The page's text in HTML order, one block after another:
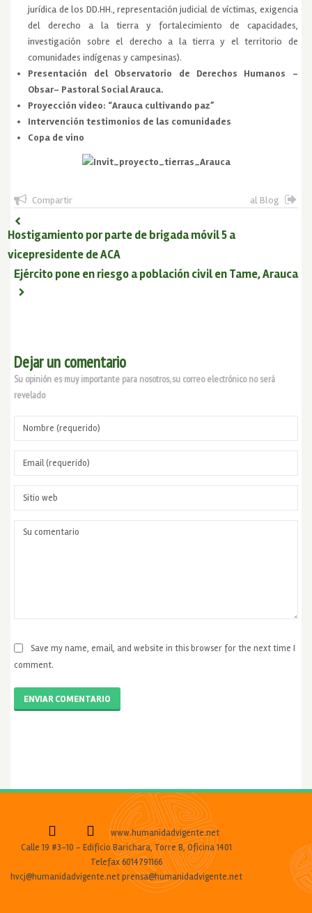
jurídica de los DD.HH., representación judicial de víctimas, exigencia
del derecho a la tierra y fortalecimiento de capacidades,
investigación sobre el derecho a la tierra y el territorio de
comunidades indígenas y campesinas).
Presentación del Observatorio de Derechos Humanos –
Obsar- Pastoral Social Arauca.
Proyección video: “Arauca cultivando paz”
Intervención testimonios de las comunidades
Copa de vino
Compartir al Blog
Hostigamiento por parte de brigada móvil 5 a
vicepresidente de ACA
Ejército pone en riesgo a población civil en Tame, Arauca
Dejar un comentario
Su opinión es muy importante para nosotros, su correo electrónico no será
revelado
Save my name, email, and website in this browser for the next time I
comment.
ENVIAR COMENTARIO
www.humanidadvigente.net
Calle 19 #3-10 - Edificio Barichara, Torre B, Oficina 1401
Telefax 6014791166
hvcj@humanidadvigente.net prensa@humanidadvigente.net